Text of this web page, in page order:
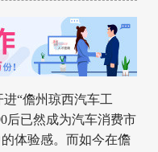
“儋州琼西汽车工
后已然成为汽车消费市
体验感。而如今在儋